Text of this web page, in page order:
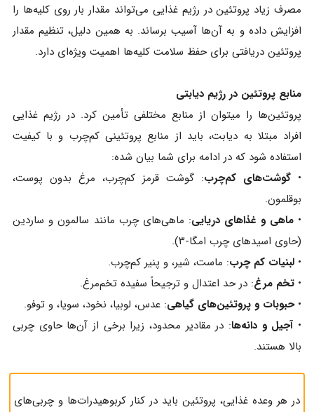
مصرف زیاد پروتئین در رژیم غذایی می‌تواند مقدار بار روی کلیه‌ها را
افزایش داده و به آن‌ها آسیب برساند. به همین دلیل، تنظیم مقدار
پروتئین دریافتی برای حفظ سلامت کلیه‌ها اهمیت ویژه‌ای دارد.
منابع پروتئین در رژیم دیابتی
پروتئین‌ها را میتوان از منابع مختلفی تأمین کرد. در رژیم غذایی
افراد مبتلا به دیابت، باید از منابع پروتئینی کم‌چرب و با کیفیت
استفاده شود که در ادامه برای شما بیان شده:
• گوشت‌های کم‌چرب: گوشت قرمز کم‌چرب، مرغ بدون پوست،
بوقلمون.
•ماهی و غذاهای دریایی: ماهی‌های چرب مانند سالمون و ساردین
(حاوی اسیدهای چرب امگا-۳).
• لبنیات کم‌ چرب: ماست، شیر، و پنیر کم‌چرب.
• تخم‌ مرغ: در حد اعتدال و ترجیحاً سفیده تخم‌مرغ.
•حبوبات و پروتئین‌های گیاهی: عدس، لوبیا، نخود، سویا، و توفو.
• آجیل و دانه‌ها: در مقادیر محدود، زیرا برخی از آن‌ها حاوی چربی
بالا هستند.
در هر وعده غذایی، پروتئین باید در کنار کربوهیدرات‌ها و چربی‌های